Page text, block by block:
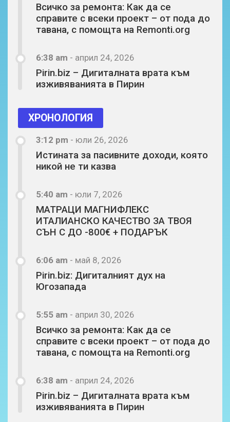
Всичко за ремонта: Как да се
справите с всеки проект – от пода до
тавана, с помощта на Remonti.org
6:38 am - април 24, 2026
Pirin.biz – Дигиталната врата към
изживяванията в Пирин
ХРОНОЛОГИЯ
3:12 pm - юли 26, 2026
Истината за пасивните доходи, която
никой не ти казва
5:40 am - юли 7, 2026
МАТРАЦИ МАГНИФЛЕКС
ИТАЛИАНСКО КАЧЕСТВО ЗА ТВОЯ
СЪН С ДО -800€ + ПОДАРЪК
6:06 am - май 8, 2026
Pirin.biz: Дигиталният дух на
Югозапада
5:55 am - април 30, 2026
Всичко за ремонта: Как да се
справите с всеки проект – от пода до
тавана, с помощта на Remonti.org
6:38 am - април 24, 2026
Pirin.biz – Дигиталната врата към
изживяванията в Пирин